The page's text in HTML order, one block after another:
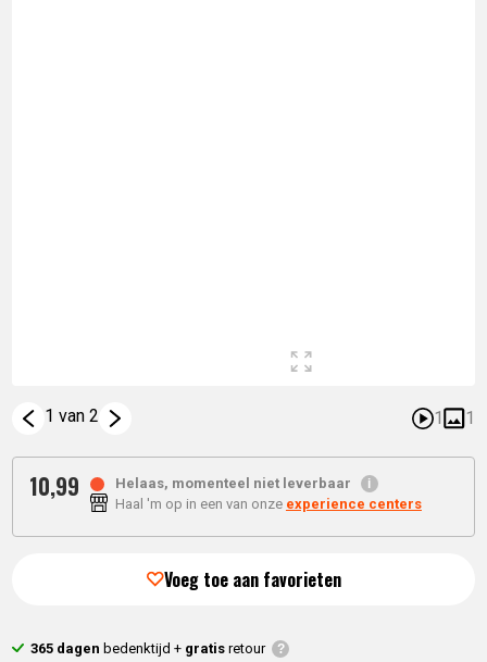
1 van 2 1 1
10,99
Helaas, momenteel niet leverbaar
Haal 'm op in een van onze experience centers
Voeg toe aan favorieten
365 dagen bedenktijd + gratisretour